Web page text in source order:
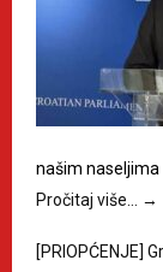
našim
Pročitaj više… →
[PRIOPĆENJE]